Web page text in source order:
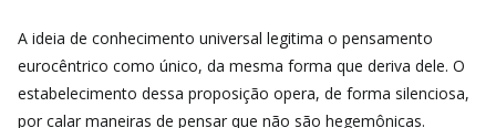
A ideia de conhecimento universal legitima o pensamento
eurocêntrico como único, da mesma forma que deriva dele. O
estabelecimento dessa proposição opera, de forma silenciosa,
por calar maneiras de pensar que não são hegemônicas.